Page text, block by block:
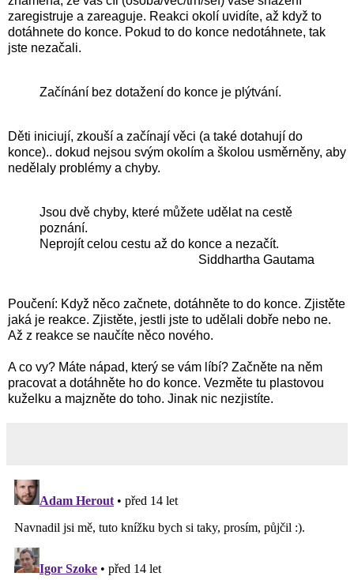
zaregistruje a zareaguje. Reakci okolí uvidíte, až když to
dotáhnete do konce. Pokud to do konce nedotáhnete, tak
jste nezačali.
Začínání bez dotažení do konce je plýtvání.
Děti iniciují, zkouší a začínají věci (a také dotahují do
konce).. dokud nejsou svým okolím a školou usměrněny, aby
nedělaly problémy a chyby.
Jsou dvě chyby, které můžete udělat na cestě
poznání.
Neprojít celou cestu až do konce a nezačít.
Siddhartha Gautama
Poučení: Když něco začnete, dotáhněte to do konce. Zjistěte
jaká je reakce. Zjistěte, jestli jste to udělali dobře nebo ne.
Až z reakce se naučíte něco nového.
A co vy? Máte nápad, který se vám líbí? Začněte na něm
pracovat a dotáhněte ho do konce. Vezměte tu plastovou
kuželku a majzněte do toho. Jinak nic nezjistíte.